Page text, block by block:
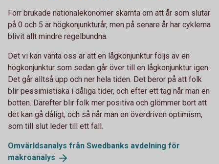
Förr brukade nationalekonomer skämta om att år som slutar
på 0 och 5 är högkonjunkturår, men på senare år har cyklerna
blivit allt mindre regelbundna.
Det vi kan vänta oss är att en lågkonjunktur följs av en
högkonjunktur som sedan går över till en lågkonjunktur igen.
Det går alltså upp och ner hela tiden. Det beror på att folk
blir pessimistiska i dåliga tider, och efter ett tag når man en
botten. Därefter blir folk mer positiva och glömmer bort att
det kan gå dåligt, och så når man en överdriven optimism,
som till slut leder till ett fall.
Omvärldsanalys från Swedbanks avdelning för
makroanalys